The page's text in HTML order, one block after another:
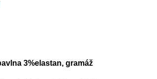
3%elastan, gramáž